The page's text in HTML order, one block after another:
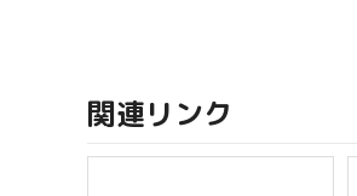
関連リンク